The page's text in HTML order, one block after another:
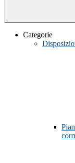
Categorie